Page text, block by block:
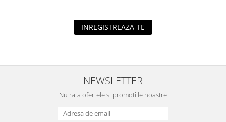
INREGISTREAZA-TE
NEWSLETTER
Nu rata ofertele si promotiile noastre